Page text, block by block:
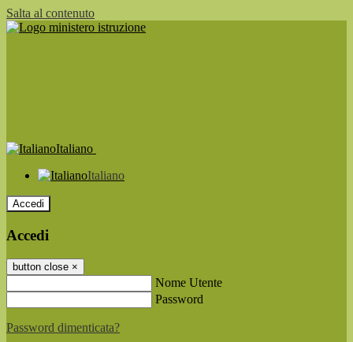
Salta al contenuto
Italiano
Italiano
Accedi
Accedi
button close ×
Nome Utente
Password
Password dimenticata?